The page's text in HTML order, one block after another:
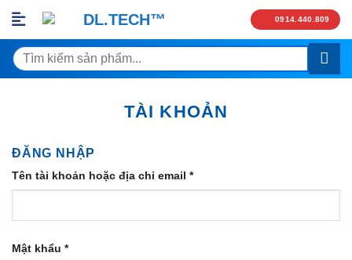
Skip
content
0914.440.809
Tìm
kiếm:
TÀI KHOẢN
ĐĂNG NHẬP
Tên tài khoản hoặc địa chỉ email *
Mật khẩu *